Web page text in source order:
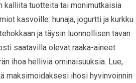
kalliita tuotteita tai monimutkaisia
kasvoille: hunaja, jogurtti ja kurkku
ja täysin luonnollisen tavan
saatavilla olevat raaka-aineet
ihoa helliviä ominaisuuksia. Lue,
maksimoidaksesi ihosi hyvinvoinnin